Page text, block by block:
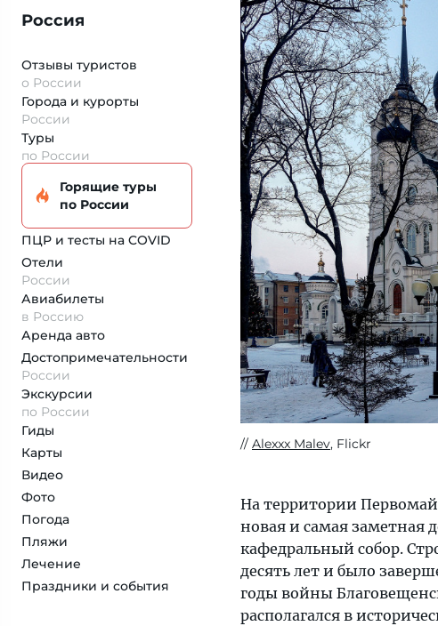
Россия
Отзывы туристов
о России
Города и курорты
России
Туры
по России
Горящие туры
по России
ПЦР и тесты на COVID
Отели
России
Авиабилеты
в Россию
Аренда авто
Достопримеча­тельности
России
Экскурсии
по России
Гиды
Карты
Видео
Фото
Погода
Пляжи
Лечение
Праздники и события
Alexxx Malev, Flickr
На территории
новая и самая заметная
кафедральный собор.
десять лет и было
годы войны
располагался в